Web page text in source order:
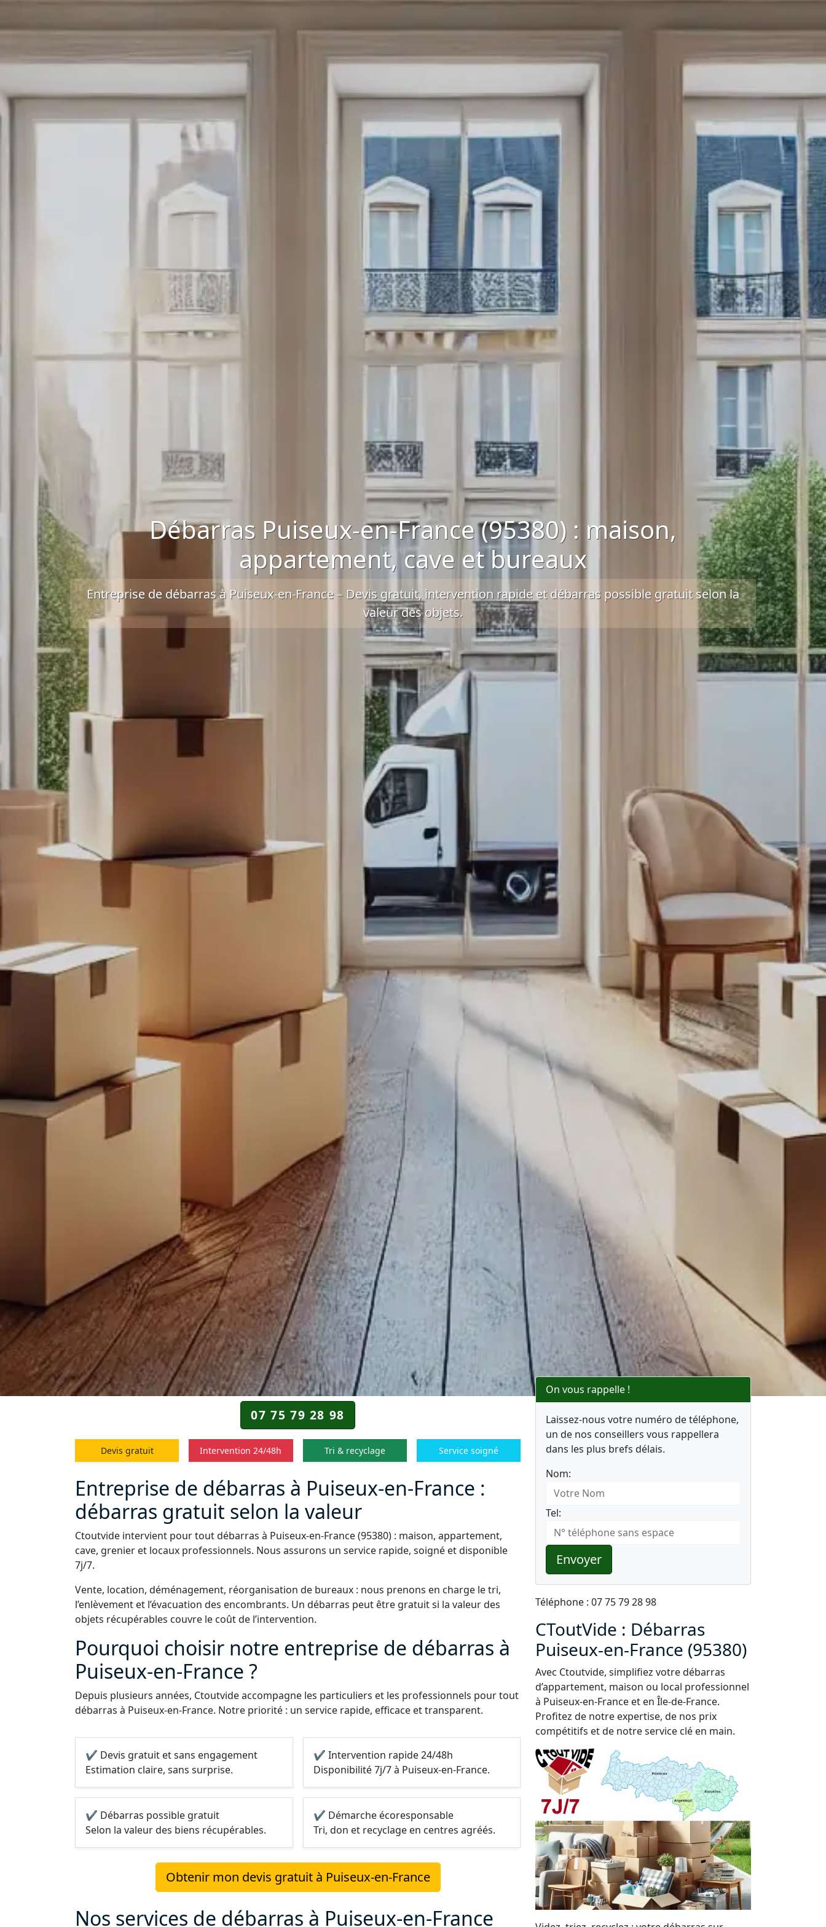
Débarras Puiseux-en-France (95380) : maison,
appartement, cave et bureaux
Entreprise de débarras à Puiseux-en-France – Devis gratuit, intervention rapide etdébarras possible gratuitselon la
valeur des objets.
07 75 79 28 98
Devis gratuit Intervention 24/48h Tri & recyclage Service soigné
Entreprise de débarras à Puiseux-en-France :
débarras gratuit selon la valeur
Ctoutvide intervient pour tout débarras à Puiseux-en-France (95380) : maison, appartement,
cave, grenier et locaux professionnels. Nous assurons un service rapide, soigné et disponible
7j/7.
Vente, location, déménagement, réorganisation de bureaux : nous prenons en charge le tri,
l’enlèvement et l’évacuation des encombrants. Un débarras peut être gratuit si la valeur des
objets récupérables couvre le coût de l’intervention.
Pourquoi choisir notre entreprise de débarras à
Puiseux-en-France ?
Depuis plusieurs années, Ctoutvide accompagne les particuliers et les professionnels pour tout
débarras à Puiseux-en-France. Notre priorité : un service rapide, efficace et transparent.
✔ Devis gratuit et sans engagement
Estimation claire, sans surprise.
✔ Intervention rapide 24/48h
Disponibilité 7j/7 à Puiseux-en-France.
✔ Débarras possible gratuit
Selon la valeur des biens récupérables.
✔ Démarche écoresponsable
Tri, don et recyclage en centres agréés.
Obtenir mon devis gratuit à Puiseux-en-France
Nos services de débarras à Puiseux-en-France
On vous rappelle !
Laissez-nous votre numéro de téléphone,
un de nos conseillers vous rappellera
dans les plus brefs délais.
Nom:
Tel:
Envoyer
Téléphone : 07 75 79 28 98
CToutVide : Débarras
Puiseux-en-France (95380)
Avec Ctoutvide, simplifiez votre débarras
d’appartement, maison ou local professionnel
à Puiseux-en-France et en Île-de-France.
Profitez de notre expertise, de nos prix
compétitifs et de notre service clé en main.